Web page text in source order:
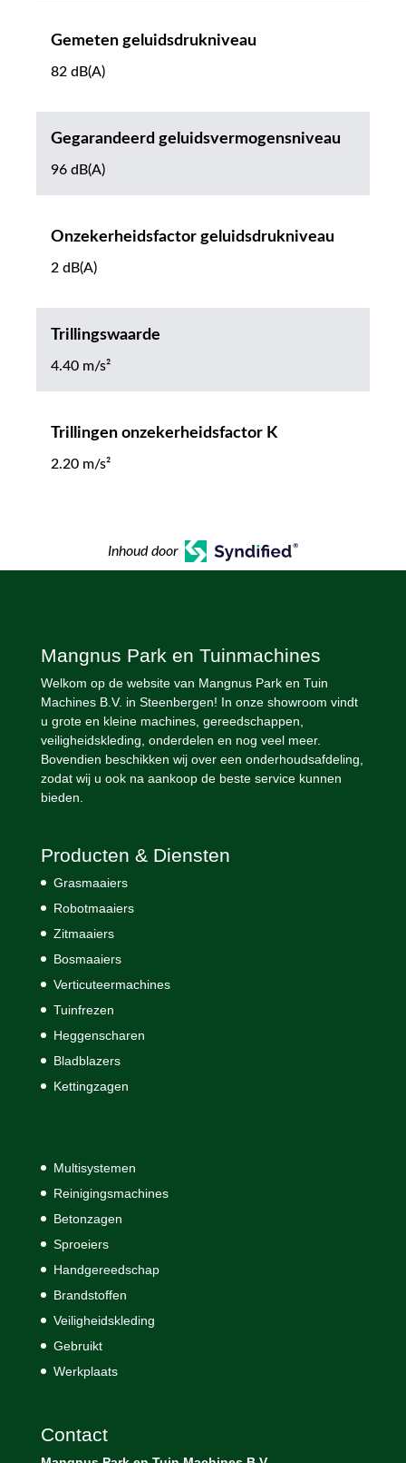
Gemeten geluidsdrukniveau
82 dB(A)
Gegarandeerd geluidsvermogensniveau
96 dB(A)
Onzekerheidsfactor geluidsdrukniveau
2 dB(A)
Trillingswaarde
4.40 m/s²
Trillingen onzekerheidsfactor K
2.20 m/s²
Inhoud door
Mangnus Park en Tuinmachines
Welkom op de website van Mangnus Park en Tuin
Machines B.V. in Steenbergen! In onze showroom vindt
u grote en kleine machines, gereedschappen,
veiligheidskleding, onderdelen en nog veel meer.
Bovendien beschikken wij over een onderhoudsafdeling,
zodat wij u ook na aankoop de beste service kunnen
bieden.
Producten & Diensten
Grasmaaiers
Robotmaaiers
Zitmaaiers
Bosmaaiers
Verticuteermachines
Tuinfrezen
Heggenscharen
Bladblazers
Kettingzagen
Multisystemen
Reinigingsmachines
Betonzagen
Sproeiers
Handgereedschap
Brandstoffen
Veiligheidskleding
Gebruikt
Werkplaats
Contact